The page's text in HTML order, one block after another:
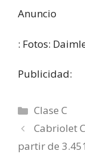
Anuncio
: Fotos:
Publicidad:
Categorías
Clase C
Cabriolet
partir de